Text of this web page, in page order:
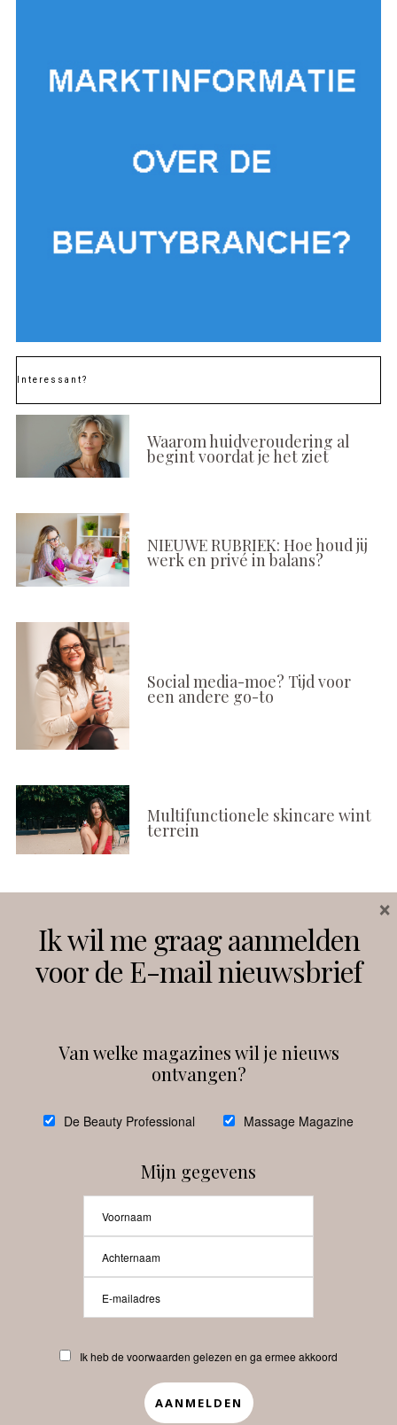
Interessant?
Waarom huidveroudering al
begint voordat je het ziet
NIEUWE RUBRIEK: Hoe houd jij
werk en privé in balans?
Social media-moe? Tijd voor
een andere go-to
Multifunctionele skincare wint
terrein
Instagram Facebook
debeautyprofessional
Beauty-Pro.nl
Abonneren Contact
APP
Ik wil me graag aanmelden
voor de E-mail nieuwsbrief
Van welke magazines wil je nieuws
ontvangen?
De Beauty Professional Massage Magazine
Mijn gegevens
Ik heb de voorwaarden gelezen en ga ermee akkoord
×